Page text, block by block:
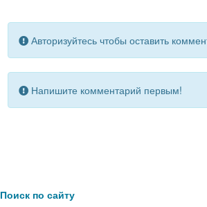
Авторизуйтесь чтобы оставить
Напишите комментарий первым!
Поиск по сайту